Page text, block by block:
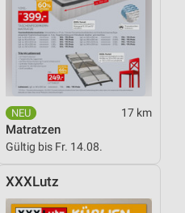
17 km
Matratzen
Gültig bis Fr. 14.08.
XXXLutz